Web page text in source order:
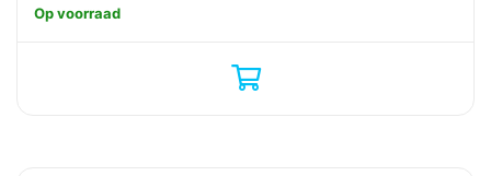
Op voorraad